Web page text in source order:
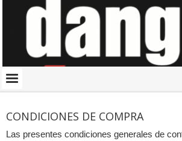
CONDICIONES DE COMPRA
Las presentes condiciones generales de